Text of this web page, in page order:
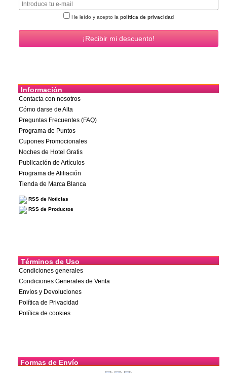
He leído y acepto la política de privacidad
Información
Contacta con nosotros
Cómo darse de Alta
Preguntas Frecuentes (FAQ)
Programa de Puntos
Cupones Promocionales
Noches de Hotel Gratis
Publicación de Artículos
Programa de Afiliación
Tienda de Marca Blanca
RSS de Noticias
RSS de Productos
Términos de Uso
Condiciones generales
Condiciones Generales de Venta
Envíos y Devoluciones
Política de Privacidad
Política de cookies
Formas de Envío